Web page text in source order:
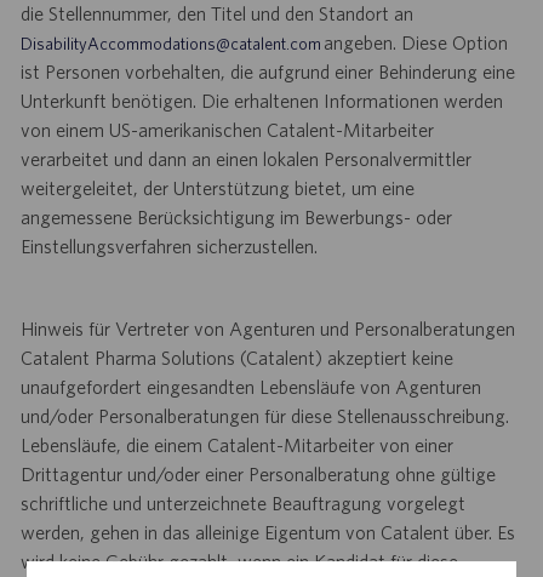
die Stellennummer, den Titel und den Standort an
DisabilityAccommodations@catalent.com angeben. Diese Option
ist Personen vorbehalten, die aufgrund einer Behinderung eine
Unterkunft benötigen. Die erhaltenen Informationen werden
von einem US-amerikanischen Catalent-Mitarbeiter
verarbeitet und dann an einen lokalen Personalvermittler
weitergeleitet, der Unterstützung bietet, um eine
angemessene Berücksichtigung im Bewerbungs- oder
Einstellungsverfahren sicherzustellen.
Hinweis für Vertreter von Agenturen und Personalberatungen
Catalent Pharma Solutions (Catalent) akzeptiert keine
unaufgefordert eingesandten Lebensläufe von Agenturen
und/oder Personalberatungen für diese Stellenausschreibung.
Lebensläufe, die einem Catalent-Mitarbeiter von einer
Drittagentur und/oder einer Personalberatung ohne gültige
schriftliche und unterzeichnete Beauftragung vorgelegt
werden, gehen in das alleinige Eigentum von Catalent über. Es
wird keine Gebühr gezahlt, wenn ein Kandidat für diese